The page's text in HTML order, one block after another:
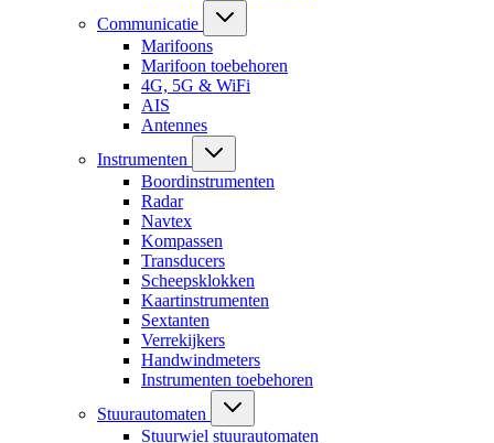
Communicatie
Marifoons
Marifoon toebehoren
4G, 5G & WiFi
AIS
Antennes
Instrumenten
Boordinstrumenten
Radar
Navtex
Kompassen
Transducers
Scheepsklokken
Kaartinstrumenten
Sextanten
Verrekijkers
Handwindmeters
Instrumenten toebehoren
Stuurautomaten
Stuurwiel stuurautomaten